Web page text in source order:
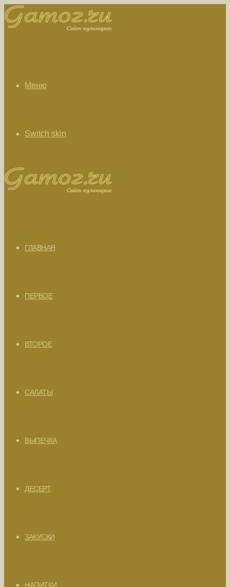
Меню
Switch skin
ГЛАВНАЯ
ПЕРВОЕ
ВТОРОЕ
САЛАТЫ
ВЫПЕЧКА
ДЕСЕРТ
ЗАКУСКИ
НАПИТКИ